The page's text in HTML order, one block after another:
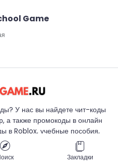
Game
У нас вы найдете чит-коды
а также промокоды в онлайн
в Roblox, учебные пособия,
и другие полезные статьи.
Закладки